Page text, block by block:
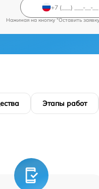
Нажимая на кнопку "Оставить
Этапы работ